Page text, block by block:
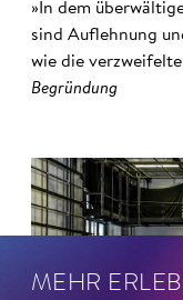
»In dem
sind Auflehnung
wie die
Begründung
MEHR